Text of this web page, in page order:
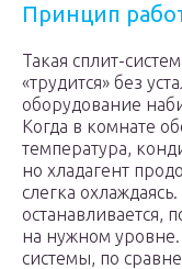
Принцип
Такая сплит-
«трудится» без
оборудование
Когда в комнате
температура,
но хладагент
слегка
останавливается,
на нужном
системы, по